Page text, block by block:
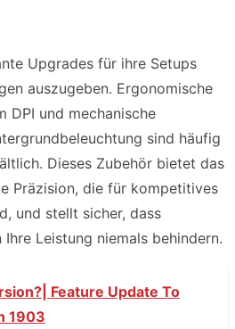
Upgrades für ihre Setups
auszugeben. Ergonomische
DPI und mechanische
sind häufig
Dieses Zubehör bietet das
Präzision, die für kompetitives
und stellt sicher, dass
Leistung niemals behindern.
Feature Update To
1903